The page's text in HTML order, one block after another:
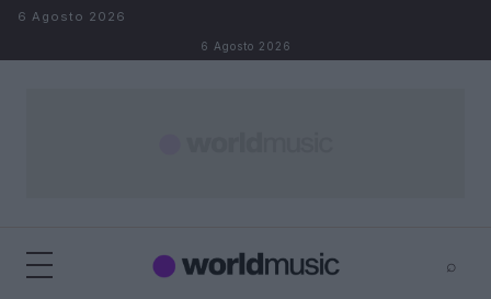
Salta al contenuto
6 Agosto 2026
6 Agosto 2026
⌕